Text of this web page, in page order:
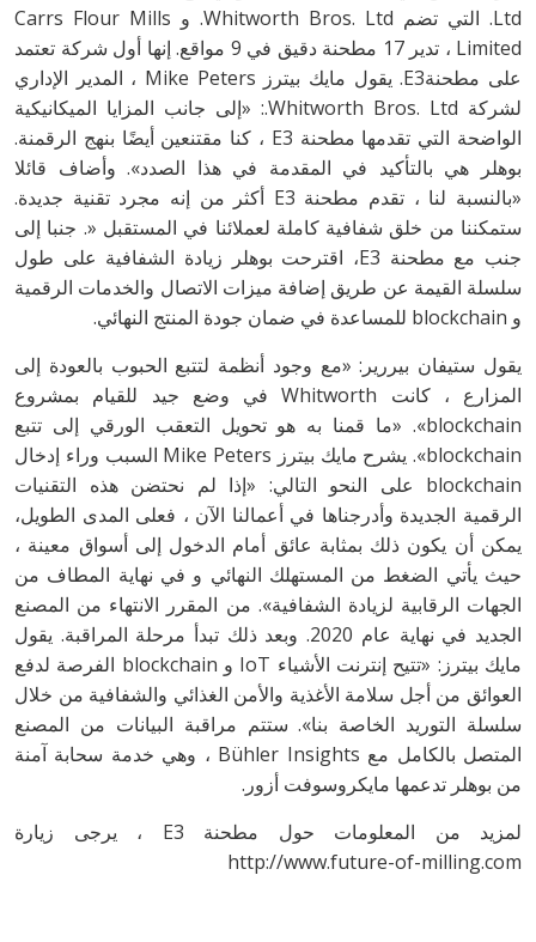
Ltd. التي تضم Whitworth Bros. Ltd. و Carrs Flour Mills
Limited ، تدير 17 مطحنة دقيق في 9 مواقع. إنها أول شركة تعتمد
على مطحنةE3. يقول مايك بيترز Mike Peters ، المدير الإداري
لشركة Whitworth Bros. Ltd.: «إلى جانب المزايا الميكانيكية
الواضحة التي تقدمها مطحنة E3 ، كنا مقتنعين أيضًا بنهج الرقمنة.
بوهلر هي بالتأكيد في المقدمة في هذا الصدد». وأضاف قائلا
«بالنسبة لنا ، تقدم مطحنة E3 أكثر من إنه مجرد تقنية جديدة.
ستمكننا من خلق شفافية كاملة لعملائنا في المستقبل «. جنبا إلى
جنب مع مطحنة E3، اقترحت بوهلر زيادة الشفافية على طول
سلسلة القيمة عن طريق إضافة ميزات الاتصال والخدمات الرقمية
و blockchain للمساعدة في ضمان جودة المنتج النهائي.
يقول ستيفان بيررير: «مع وجود أنظمة لتتبع الحبوب بالعودة إلى
المزارع ، كانت Whitworth في وضع جيد للقيام بمشروع
blockchain». «ما قمنا به هو تحويل التعقب الورقي إلى تتبع
blockchain». يشرح مايك بيترز Mike Peters السبب وراء إدخال
blockchain على النحو التالي: «إذا لم نحتضن هذه التقنيات
الرقمية الجديدة وأدرجناها في أعمالنا الآن ، فعلى المدى الطويل،
يمكن أن يكون ذلك بمثابة عائق أمام الدخول إلى أسواق معينة ،
حيث يأتي الضغط من المستهلك النهائي و في نهاية المطاف من
الجهات الرقابية لزيادة الشفافية». من المقرر الانتهاء من المصنع
الجديد في نهاية عام 2020. وبعد ذلك تبدأ مرحلة المراقبة. يقول
مايك بيترز: «تتيح إنترنت الأشياء IoT و blockchain الفرصة لدفع
العوائق من أجل سلامة الأغذية والأمن الغذائي والشفافية من خلال
سلسلة التوريد الخاصة بنا». ستتم مراقبة البيانات من المصنع
المتصل بالكامل مع Bühler Insights ، وهي خدمة سحابة آمنة
من بوهلر تدعمها مايكروسوفت أزور.
لمزيد من المعلومات حول مطحنة E3 ، يرجى زيارة
http://www.future-of-milling.com